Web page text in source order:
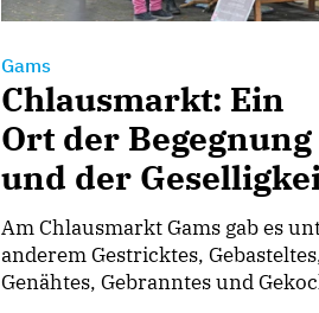
Gams
Chlausmarkt: Ein
Ort der Begegnung
und der
Am Chlausmarkt Gams gab es
anderem Gestricktes,
Genähtes, Gebranntes und